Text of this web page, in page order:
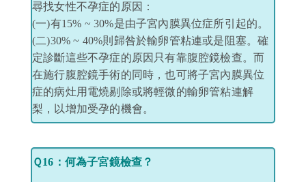
尋找女性不孕症的原因：
(一)有15% ~ 30%是由子宮內膜異位症所引起的。
(二)30% ~ 40%則歸咎於輸卵管粘連或是阻塞。確
定診斷這些不孕症的原因只有靠腹腔鏡檢查。而
在施行腹腔鏡手術的同時，也可將子宮內膜異位
症的病灶用電燒剔除或將輕微的輸卵管粘連解
梨，以增加受孕的機會。
Ｑ16：何為子宮鏡檢查？